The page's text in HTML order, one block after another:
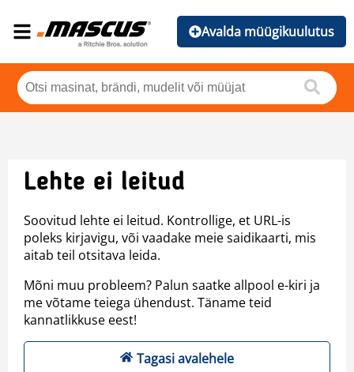
Avalda müügikuulutus
Lehte ei leitud
Soovitud lehte ei leitud. Kontrollige, et URL-is
poleks kirjavigu, või vaadake meie saidikaarti, mis
aitab teil otsitava leida.
Mõni muu probleem? Palun saatke allpool e-kiri ja
me võtame teiega ühendust. Täname teid
kannatlikkuse eest!
Tagasi avalehele